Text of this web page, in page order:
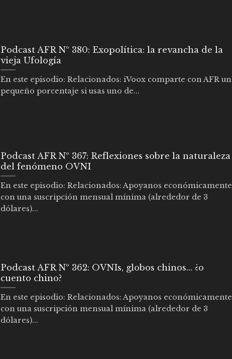
Podcast AFR Nº 380: Exopolítica: la revancha de la
vieja Ufología
En este episodio: Relacionados: iVoox comparte con AFR un
pequeño porcentaje si usas uno de...
Podcast AFR Nº 367: Reflexiones sobre la naturaleza
del fenómeno OVNI
En este episodio: Relacionados: Apoyanos económicamente
con una suscripción mensual mínima (alrededor de 3
dólares)...
Podcast AFR Nº 362: OVNIs, globos chinos… ¿o
cuento chino?
En este episodio: Relacionados: Apoyanos económicamente
con una suscripción mensual mínima (alrededor de 3
dólares)...